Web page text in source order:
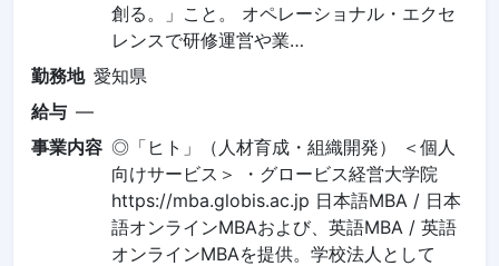
創る。」こと。 オペレーショナル・エクセ
レンスで研修運営や業…
勤務地 愛知県
給与 —
事業内容 ◎「ヒト」（人材育成・組織開発） ＜個人
向けサービス＞ ・グロービス経営大学院
https://mba.globis.ac.jp 日本語MBA / 日本
語オンラインMBAおよび、英語MBA / 英語
オンラインMBAを提供。学校法人として